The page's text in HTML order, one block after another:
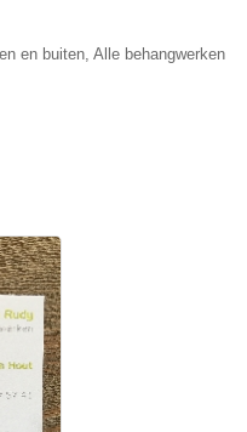
en buiten, Alle behangwerken